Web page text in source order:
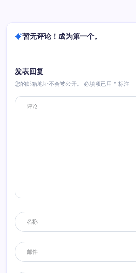
暂无评论！成为第一个。
发表回复
您的邮箱地址不会被公开。 必填项已用 * 标注